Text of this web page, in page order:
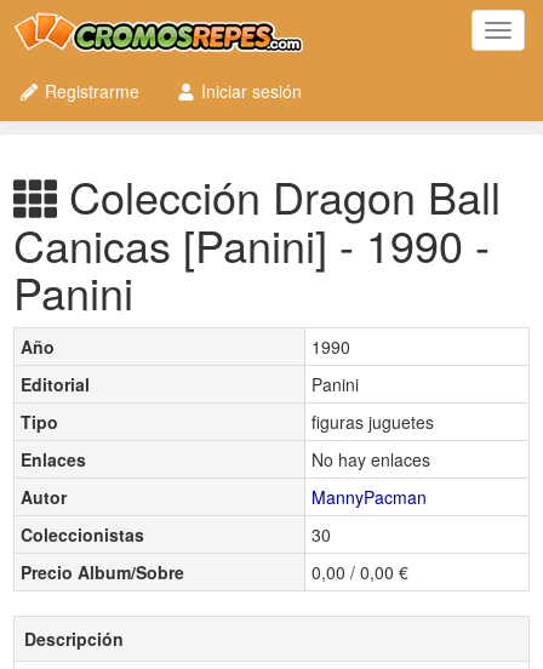
Registrarme
Iniciar sesión
Colección Dragon Ball
Canicas [Panini] - 1990 -
Panini
Año
1990
Editorial
Panini
Tipo
figuras juguetes
Enlaces
No hay enlaces
Autor
MannyPacman
Coleccionistas
30
Precio Album/Sobre
0,00 / 0,00 €
Descripción